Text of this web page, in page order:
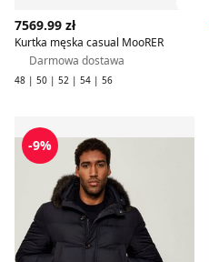
7569.99 zł
Kurtka męska casual MooRER
Darmowa dostawa
48 | 50 | 52 | 54 | 56
Kurtka męska casual MooRER
-9%